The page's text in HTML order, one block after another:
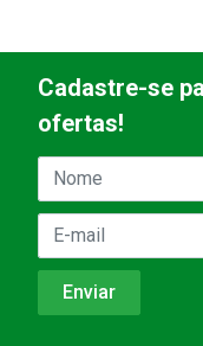
Cadastre-se
ofertas!